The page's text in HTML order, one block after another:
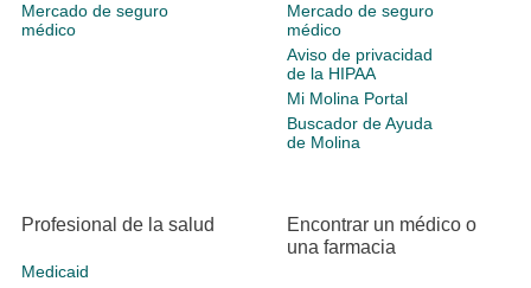
Mercado de seguro
médico
Mercado de seguro
médico
Aviso de privacidad
de la HIPAA
Mi Molina Portal
Buscador de Ayuda
de Molina
Profesional de la salud
Medicaid
Encontrar un médico o
una farmacia